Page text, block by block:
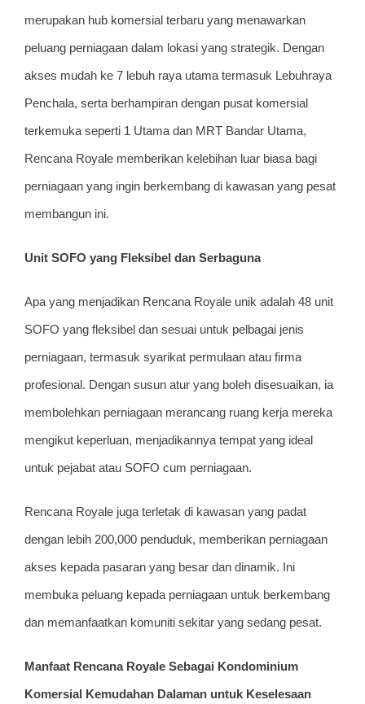
merupakan hub komersial terbaru yang menawarkan
peluang perniagaan dalam lokasi yang strategik. Dengan
akses mudah ke 7 lebuh raya utama termasuk Lebuhraya
Penchala, serta berhampiran dengan pusat komersial
terkemuka seperti 1 Utama dan MRT Bandar Utama,
Rencana Royale memberikan kelebihan luar biasa bagi
perniagaan yang ingin berkembang di kawasan yang pesat
membangun ini.
Unit SOFO yang Fleksibel dan Serbaguna
Apa yang menjadikan Rencana Royale unik adalah 48 unit
SOFO yang fleksibel dan sesuai untuk pelbagai jenis
perniagaan, termasuk syarikat permulaan atau firma
profesional. Dengan susun atur yang boleh disesuaikan, ia
membolehkan perniagaan merancang ruang kerja mereka
mengikut keperluan, menjadikannya tempat yang ideal
untuk pejabat atau SOFO cum perniagaan.
Rencana Royale juga terletak di kawasan yang padat
dengan lebih 200,000 penduduk, memberikan perniagaan
akses kepada pasaran yang besar dan dinamik. Ini
membuka peluang kepada perniagaan untuk berkembang
dan memanfaatkan komuniti sekitar yang sedang pesat.
Manfaat Rencana Royale Sebagai Kondominium
Komersial Kemudahan Dalaman untuk Keselesaan